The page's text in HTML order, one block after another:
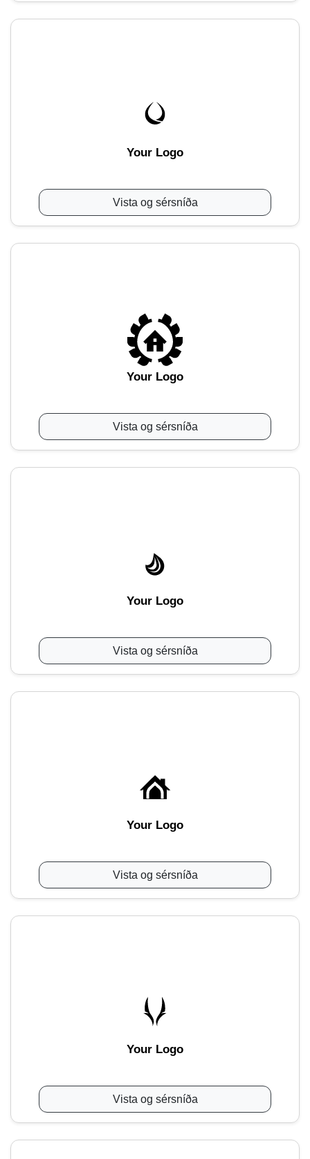
Your Logo
Vista og sérsníða
Your Logo
Vista og sérsníða
Your Logo
Vista og sérsníða
Your Logo
Vista og sérsníða
Your Logo
Vista og sérsníða